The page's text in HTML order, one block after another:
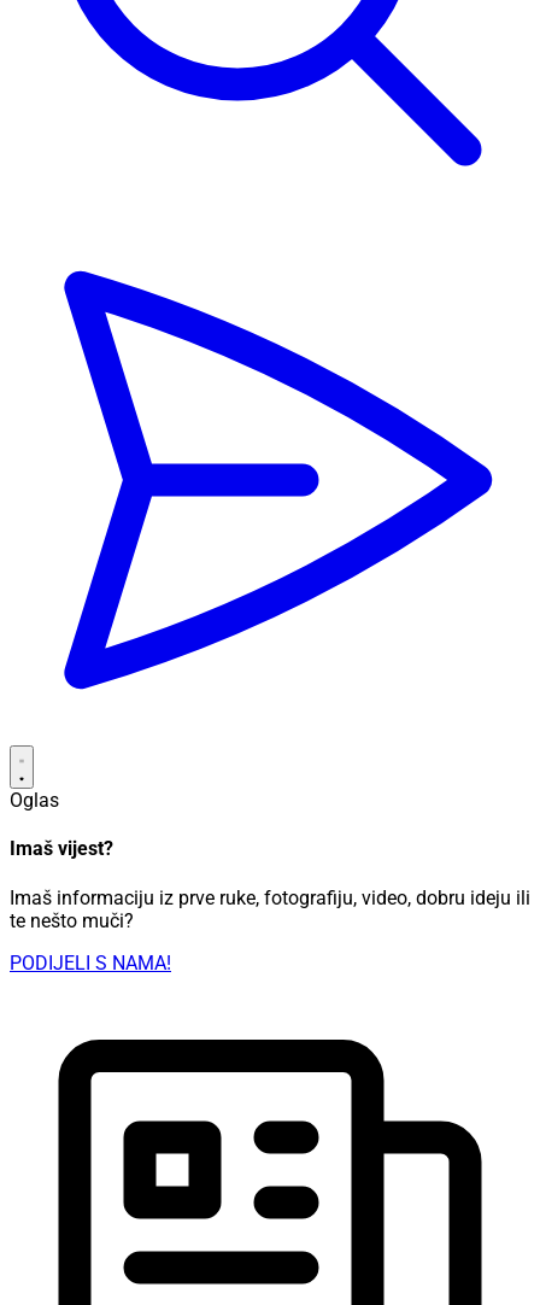
Oglas
Imaš vijest?
Imaš informaciju iz prve ruke, fotografiju, video, dobru ideju ili
te nešto muči?
PODIJELI S NAMA!